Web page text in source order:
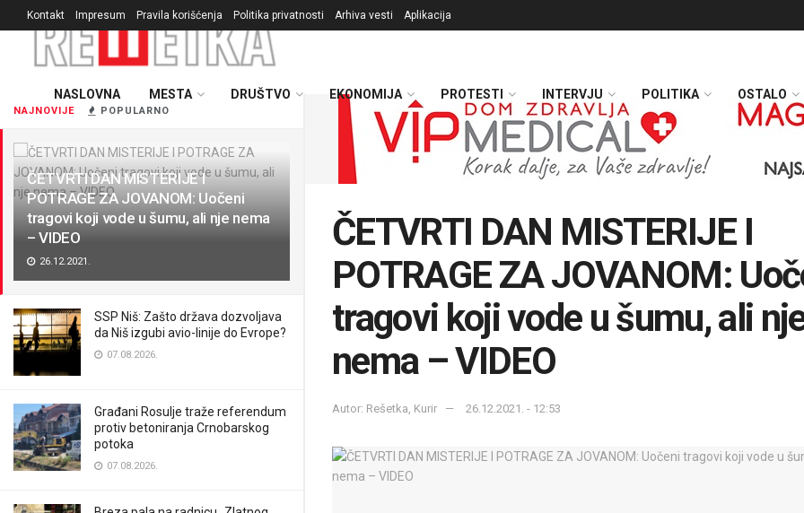
NAJNOVIJE POPULARNO
ČETVRTI DAN MISTERIJE I
POTRAGE ZA JOVANOM: Uočeni
tragovi koji vode u šumu, ali nje nema
– VIDEO
26.12.2021.
SSP Niš: Zašto država dozvoljava
da Niš izgubi avio-linije do Evrope?
07.08.2026.
Građani Rosulje traže referendum
protiv betoniranja Crnobarskog
potoka
07.08.2026.
Kontakt Impresum Pravila korišćenja Politika privatnosti Arhiva vesti Aplikacija
NASLOVNA MESTA DRUŠTVO EKONOMIJA PROTESTI INTERVJU POLITIKA OSTALO
ČETVRTI DAN MISTERIJE I
POTRAGE ZA JOVANOM:
tragovi koji vode u šumu, ali
nema – VIDEO
Autor: Rešetka, Kurir 26.12.2021. - 12:53